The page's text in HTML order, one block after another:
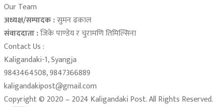
Our Team
अध्यक्ष/सम्पादक :सुमन ढकाल
संवाददाता :जिके पाण्डेय र चुरामणि तिमिल्सिना
Contact Us :
Kaligandaki-1, Syangja
9843464508, 9847366889
kaligandakipost@gmail.com
Copyright © 2020 – 2024 Kaligandaki Post. All Rights Reserved.